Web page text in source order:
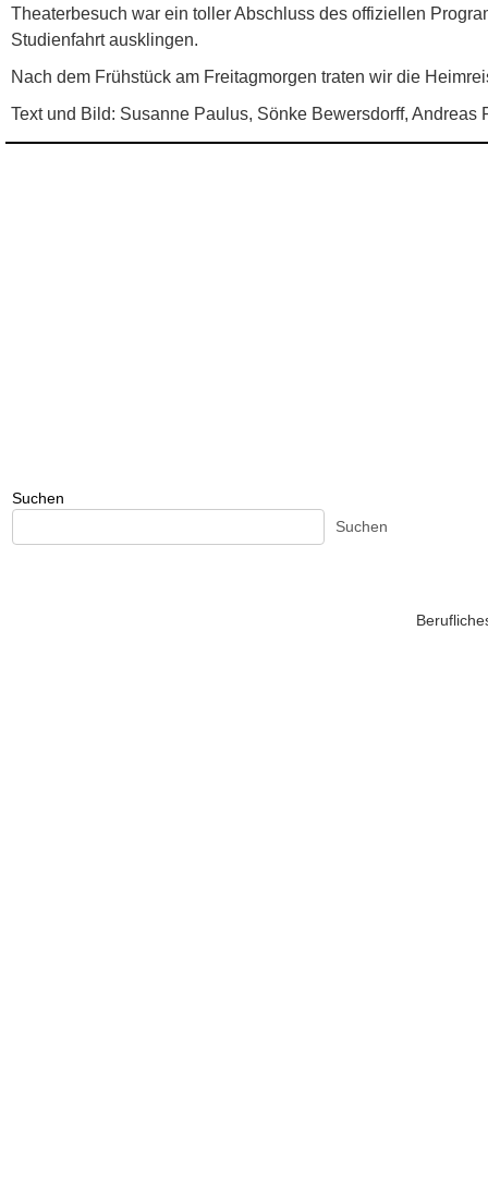
Theaterbesuch war ein toller Abschluss des offiziellen
Studienfahrt ausklingen.
Nach dem Frühstück am Freitagmorgen traten wir die
Text und Bild: Susanne Paulus, Sönke Bewersdorff, Andreas
Suchen
Suchen